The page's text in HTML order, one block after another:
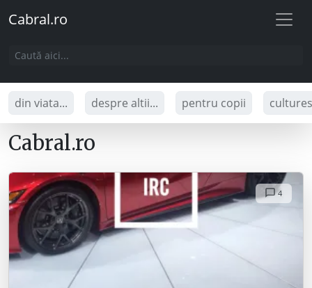
Cabral.ro
din viata... despre altii... pentru copii
Cabral.ro
4